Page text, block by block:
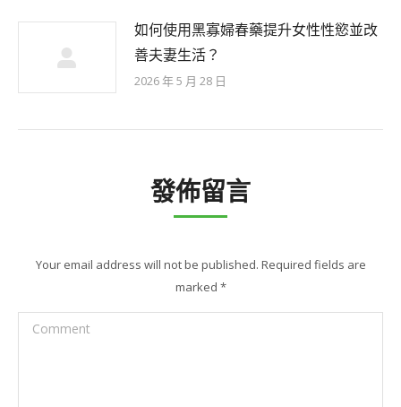
如何使用黑寡婦春藥提升女性性慾並改
善夫妻生活？
2026 年 5 月 28 日
發佈留言
Your email address will not be published. Required fields are
marked *
Comment